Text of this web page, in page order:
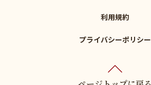
利用規約
プライバシーポリシー